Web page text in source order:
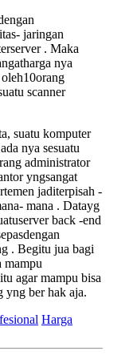
jaringan
. Maka
nya
scanner
suatu komputer
nya sesuatu
administrator
yngsangat
jaditerpisah -
mana . Datayg
back -end
. Begitu jua bagi
mampu
agar mampu bisa
yng ber hak aja.
Harga